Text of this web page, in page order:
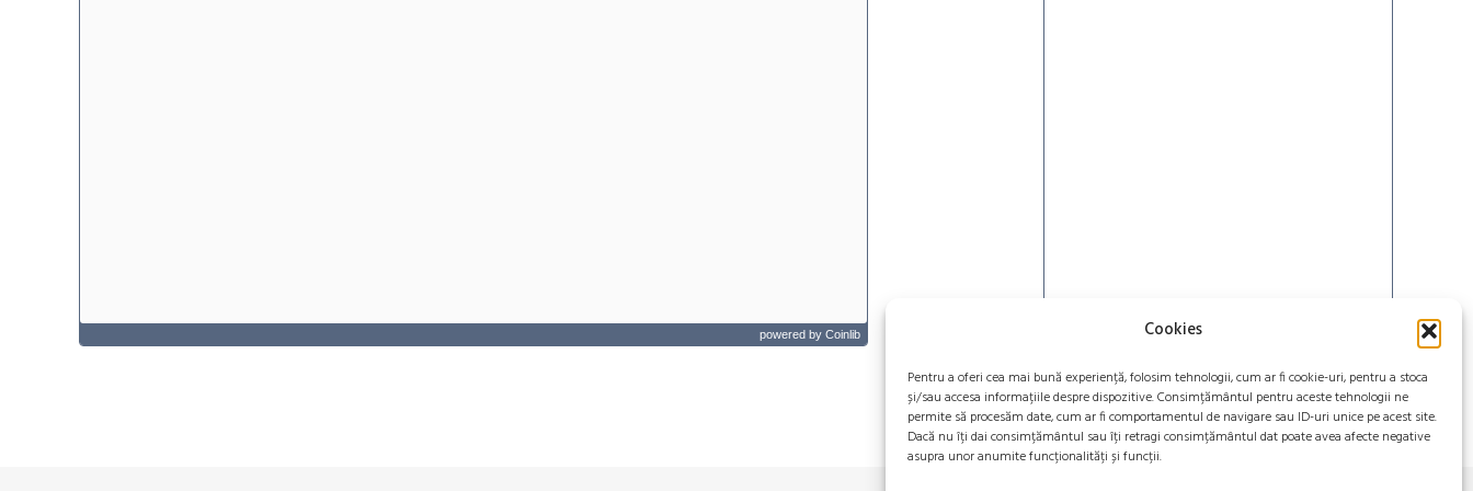
Cookies
Pentru a oferi cea mai bună experiență, folosim tehnologii, cum ar fi cookie-uri, pentru a stoca
și/sau accesa informațiile despre dispozitive. Consimțământul pentru aceste tehnologii ne
permite să procesăm date, cum ar fi comportamentul de navigare sau ID-uri unice pe acest site.
Dacă nu îți dai consimțământul sau îți retragi consimțământul dat poate avea afecte negative
asupra unor anumite funcționalități și funcții.
powered by Coinlib